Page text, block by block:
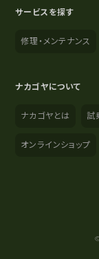
サービスを探す
修理・メンテナンス
ナカゴヤについて
ナカゴヤとは 試
オンラインショップ